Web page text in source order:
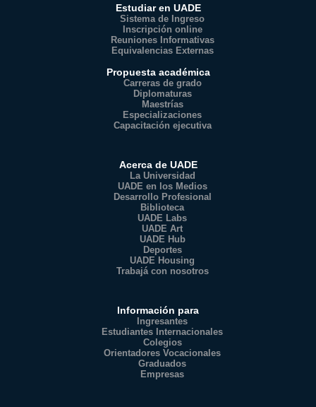
Estudiar en UADE
Sistema de Ingreso
Inscripción online
Reuniones Informativas
Equivalencias Externas
Propuesta académica
Carreras de grado
Diplomaturas
Maestrías
Especializaciones
Capacitación ejecutiva
Acerca de UADE
La Universidad
UADE en los Medios
Desarrollo Profesional
Biblioteca
UADE Labs
UADE Art
UADE Hub
Deportes
UADE Housing
Trabajá con nosotros
Información para
Ingresantes
Estudiantes Internacionales
Colegios
Orientadores Vocacionales
Graduados
Empresas